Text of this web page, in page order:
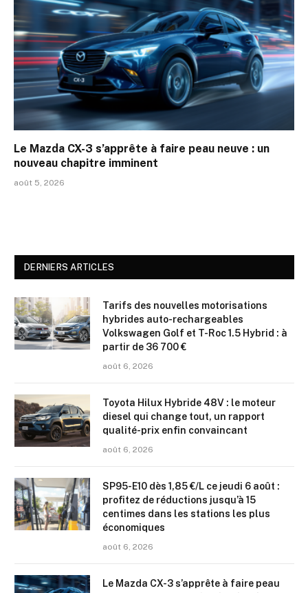
Le Mazda CX-3 s’apprête à faire peau neuve : un
nouveau chapitre imminent
août 5, 2026
DERNIERS ARTICLES
Tarifs des nouvelles motorisations
hybrides auto-rechargeables
Volkswagen Golf et T-Roc 1.5 Hybrid : à
partir de 36 700 €
août 6, 2026
Toyota Hilux Hybride 48V : le moteur
diesel qui change tout, un rapport
qualité-prix enfin convaincant
août 6, 2026
SP95-E10 dès 1,85 €/L ce jeudi 6 août :
profitez de réductions jusqu’à 15
centimes dans les stations les plus
économiques
août 6, 2026
Le Mazda CX-3 s’apprête à faire peau